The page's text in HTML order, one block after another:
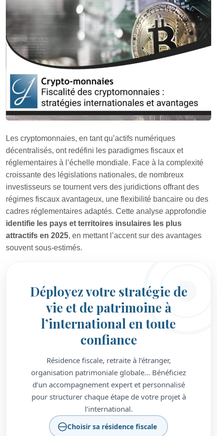
Les cryptomonnaies, en tant qu’actifs numériques
décentralisés, ont redéfini les paradigmes fiscaux et
réglementaires à l’échelle mondiale. Face à la complexité
croissante des législations nationales, de nombreux
investisseurs se tournent vers des juridictions offrant des
régimes fiscaux avantageux, une flexibilité bancaire ou des
cadres réglementaires adaptés. Cette analyse approfondie
identifie les pays et territoires insulaires les plus
attractifs en 2025, en mettant l’accent sur des avantages
souvent sous-estimés.
Déployez votre stratégie de
vie et de patrimoine à
l’international en toute
confiance
Résidence fiscale, retraite à l’étranger,
organisation patrimoniale globale… Bénéficiez
d’un accompagnement expert et personnalisé
pour structurer chaque étape de votre projet à
l’international.
Choisir sa résidence fiscale